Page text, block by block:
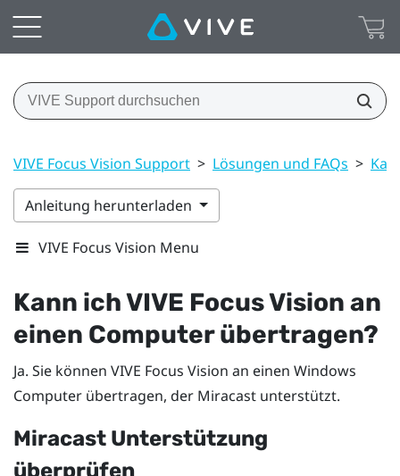
VIVE Focus Vision Support > Lösungen und FAQs >
Anleitung herunterladen
VIVE Focus Vision Menu
Kann ichVIVE Focus Vision an
einen Computer übertragen?
Ja. Sie können VIVE Focus Vision an einen Windows
Computer übertragen, der Miracast unterstützt.
Miracast Unterstützung
überprüfen